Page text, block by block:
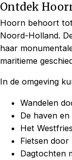
Ontdek
Hoorn behoort
Noord-Holland.
haar
maritieme
In de omgeving
Wandelen
De haven
Het
Fietsen door
Dagtochten